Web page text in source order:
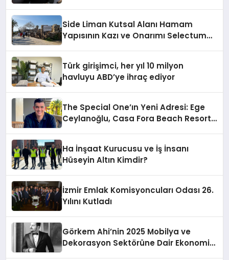
Side Liman Kutsal Alanı Hamam
Yapısının Kazı ve Onarımı Selectum
Türk girişimci, her yıl 10 milyon
havluyu ABD’ye ihraç ediyor
The Special One’ın Yeni Adresi: Ege
Ceylanoğlu, Casa Fora Beach Resort
Ha İnşaat Kurucusu ve İş İnsanı
Hüseyin Altın Kimdir?
İzmir Emlak Komisyoncuları Odası 26.
Yılını Kutladı
Görkem Ahi’nin 2025 Mobilya ve
Dekorasyon Sektörüne Dair Ekonomik